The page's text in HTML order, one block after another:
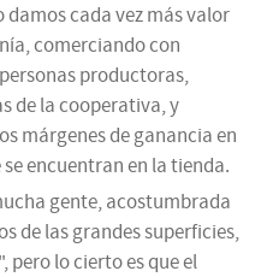
cada vez más valor
comerciando con
productoras,
de la cooperativa, y
márgenes de ganancia en
encuentran en la tienda.
gente, acostumbrada
de las grandes superficies,
pero lo cierto es que el